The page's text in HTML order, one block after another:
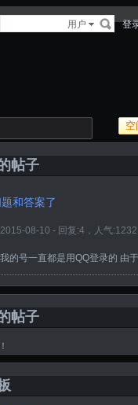
用户 登
空
帖子
和答案了
2015-08-10 - 回复:4，人气
我的号一直都是用QQ登录的 由
帖子